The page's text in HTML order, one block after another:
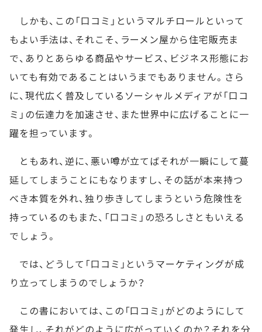
しかも、この「口コミ」というマルチロールといって
もよい手法は、それこそ、ラーメン屋から住宅販売ま
で、ありとあらゆる商品やサービス、ビジネス形態にお
いても有効であることはいうまでもありません。さら
に、現代広く普及しているソーシャルメディアが「口コ
ミ」の伝達力を加速させ、また世界中に広げることに一
躍を担っています。
ともあれ、逆に、悪い噂が立てばそれが一瞬にして蔓
延してしまうことにもなりますし、その話が本来持つ
べき本質を外れ、独り歩きしてしまうという危険性を
持っているのもまた、「口コミ」の恐ろしさともいえる
でしょう。
では、どうして「口コミ」というマーケティングが成
り立ってしまうのでしょうか？
この書においては、この「口コミ」がどのようにして
発生し、それがどのように広がっていくのか？それを分